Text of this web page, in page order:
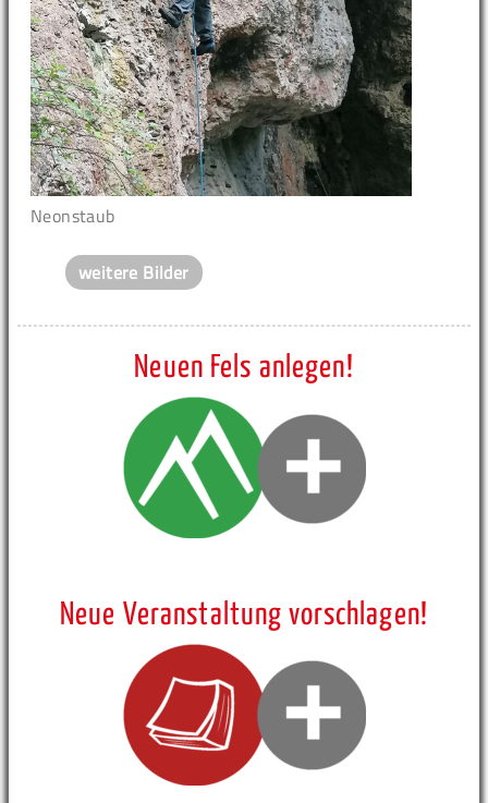
Neonstaub
weitere Bilder
Neuen Fels anlegen!
Neue Veranstaltung vorschlagen!